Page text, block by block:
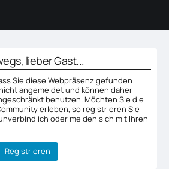
lieber Gast...
Sie diese Webpräsenz gefunden
angemeldet und können daher
benutzen. Möchten Sie die
erleben, so registrieren Sie
oder melden sich mit Ihren
Registrieren